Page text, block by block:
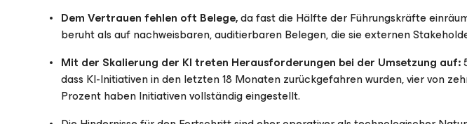
Dem Vertrauen fehlen oft Belege,da fast die Hälfte der Führungskräfte
beruht als auf nachweisbaren, auditierbaren Belegen, die sie externen
Mit der Skalierung der KI treten Herausforderungen bei der Umsetzung auf:
dass KI-Initiativen in den letzten 18 Monaten zurückgefahren wurden, vier von
Prozent haben Initiativen vollständig eingestellt.